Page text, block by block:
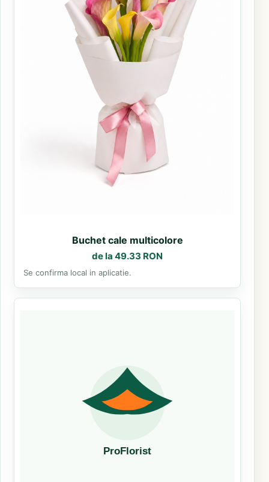
Buchet cale multicolore
de la 49.33 RON
Se confirma local in aplicatie.